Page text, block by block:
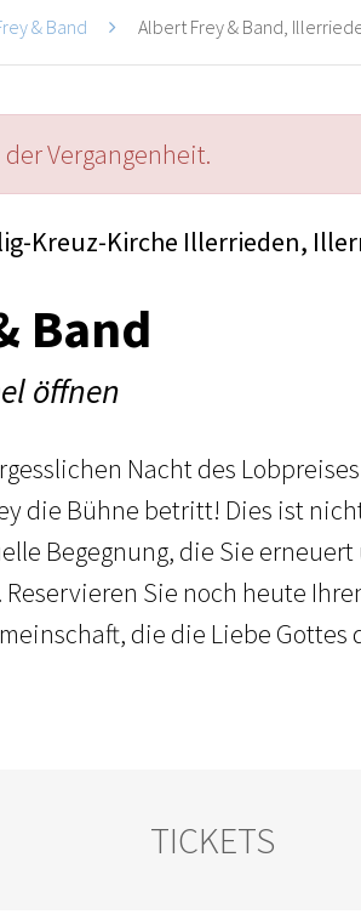
& Band Albert Frey & Band,
Vergangenheit.
Kreuz-Kirche Illerrieden,
Band
öffnen
Nacht des
die Bühne betritt! Dies ist
Begegnung, die Sie erneuert
Sie noch heute
die die Liebe Gottes
TICKETS